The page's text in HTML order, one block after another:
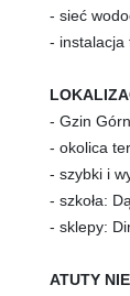
- sieć
- instalacja
- Gzin
- okolica
- szybki i
- szkoła:
- sklepy:
ATUTY